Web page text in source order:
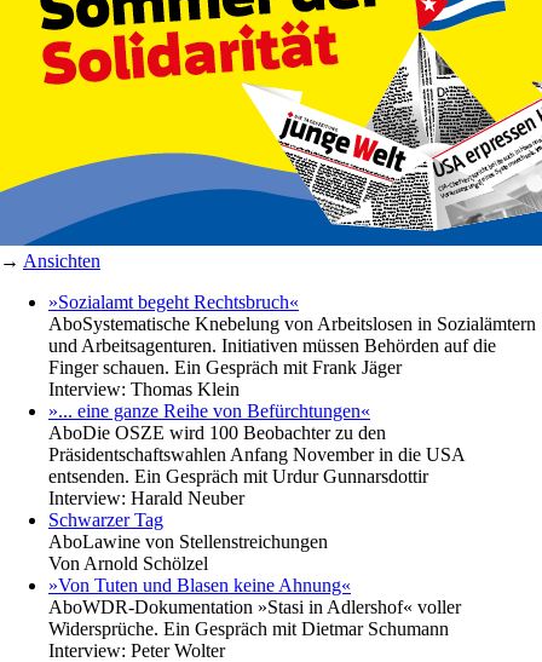
→ Ansichten
»Sozialamt begeht Rechtsbruch«
AboSystematische Knebelung von Arbeitslosen in Sozialämtern
und Arbeitsagenturen. Initiativen müssen Behörden auf die
Finger schauen. Ein Gespräch mit Frank Jäger
Interview: Thomas Klein
»... eine ganze Reihe von Befürchtungen«
AboDie OSZE wird 100 Beobachter zu den
Präsidentschaftswahlen Anfang November in die USA
entsenden. Ein Gespräch mit Urdur Gunnarsdottir
Interview: Harald Neuber
Schwarzer Tag
AboLawine von Stellenstreichungen
Von Arnold Schölzel
»Von Tuten und Blasen keine Ahnung«
AboWDR-Dokumentation »Stasi in Adlershof« voller
Widersprüche. Ein Gespräch mit Dietmar Schumann
Interview: Peter Wolter